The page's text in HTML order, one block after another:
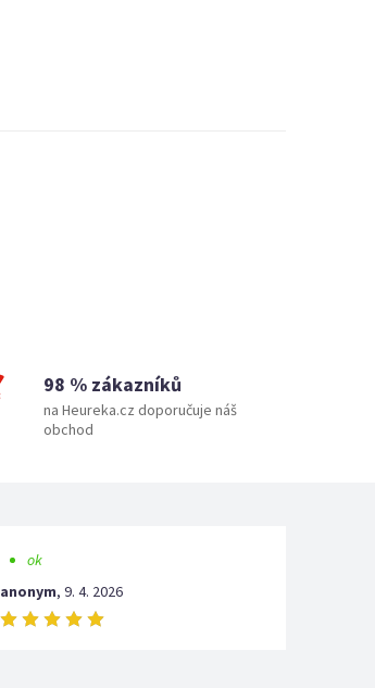
98 % zákazníků
na Heureka.cz doporučuje náš
obchod
ok
anonym, 9. 4. 2026